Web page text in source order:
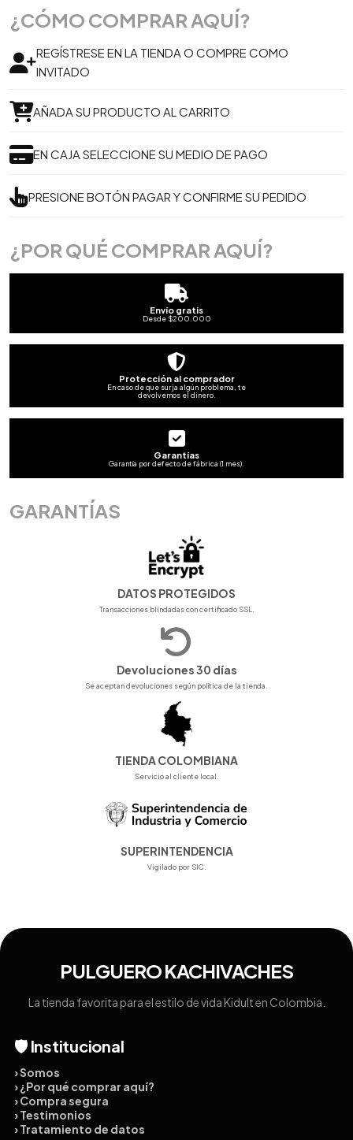
¿CÓMO COMPRAR AQUÍ?
REGÍSTRESE EN LA TIENDA O COMPRE COMO
INVITADO
AÑADA SU PRODUCTO AL CARRITO
EN CAJA SELECCIONE SU MEDIO DE PAGO
PRESIONE BOTÓN PAGAR Y CONFIRME SU PEDIDO
¿POR QUÉ COMPRAR AQUÍ?
Envío gratis
Desde $200.000
Protección al comprador
En caso de que surja algún problema, te
devolvemos el dinero.
Garantías
Garantía por defecto de fábrica (1 mes).
GARANTÍAS
DATOS PROTEGIDOS
Transacciones blindadas con certificado SSL.
Devoluciones 30 días
Se aceptan devoluciones según política de la tienda.
TIENDA COLOMBIANA
Servicio al cliente local.
SUPERINTENDENCIA
Vigilado por SIC.
PULGUERO KACHIVACHES
La tienda favorita para el estilo de vida Kidult en Colombia.
🛡️ Institucional
› Somos
› ¿Por qué comprar aquí?
› Compra segura
› Testimonios
› Tratamiento de datos